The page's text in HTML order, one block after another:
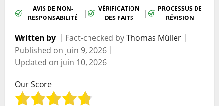
AVIS DE NON-
RESPONSABILITÉ
|
VÉRIFICATION
DES FAITS
|
PROCESSUS DE
RÉVISION
Written by Fact-checked byThomas Müller
Published on juin 9, 2026
Updated on juin 10, 2026
Our Score